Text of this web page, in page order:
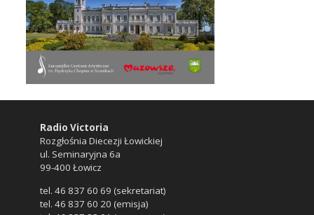
Radio Victoria
Rozgłośnia Diecezji Łowickiej
ul. Seminaryjna 6a
99-400 Łowicz
tel. 46 837 60 69 (sekretariat)
tel. 46 837 60 20 (emisja)